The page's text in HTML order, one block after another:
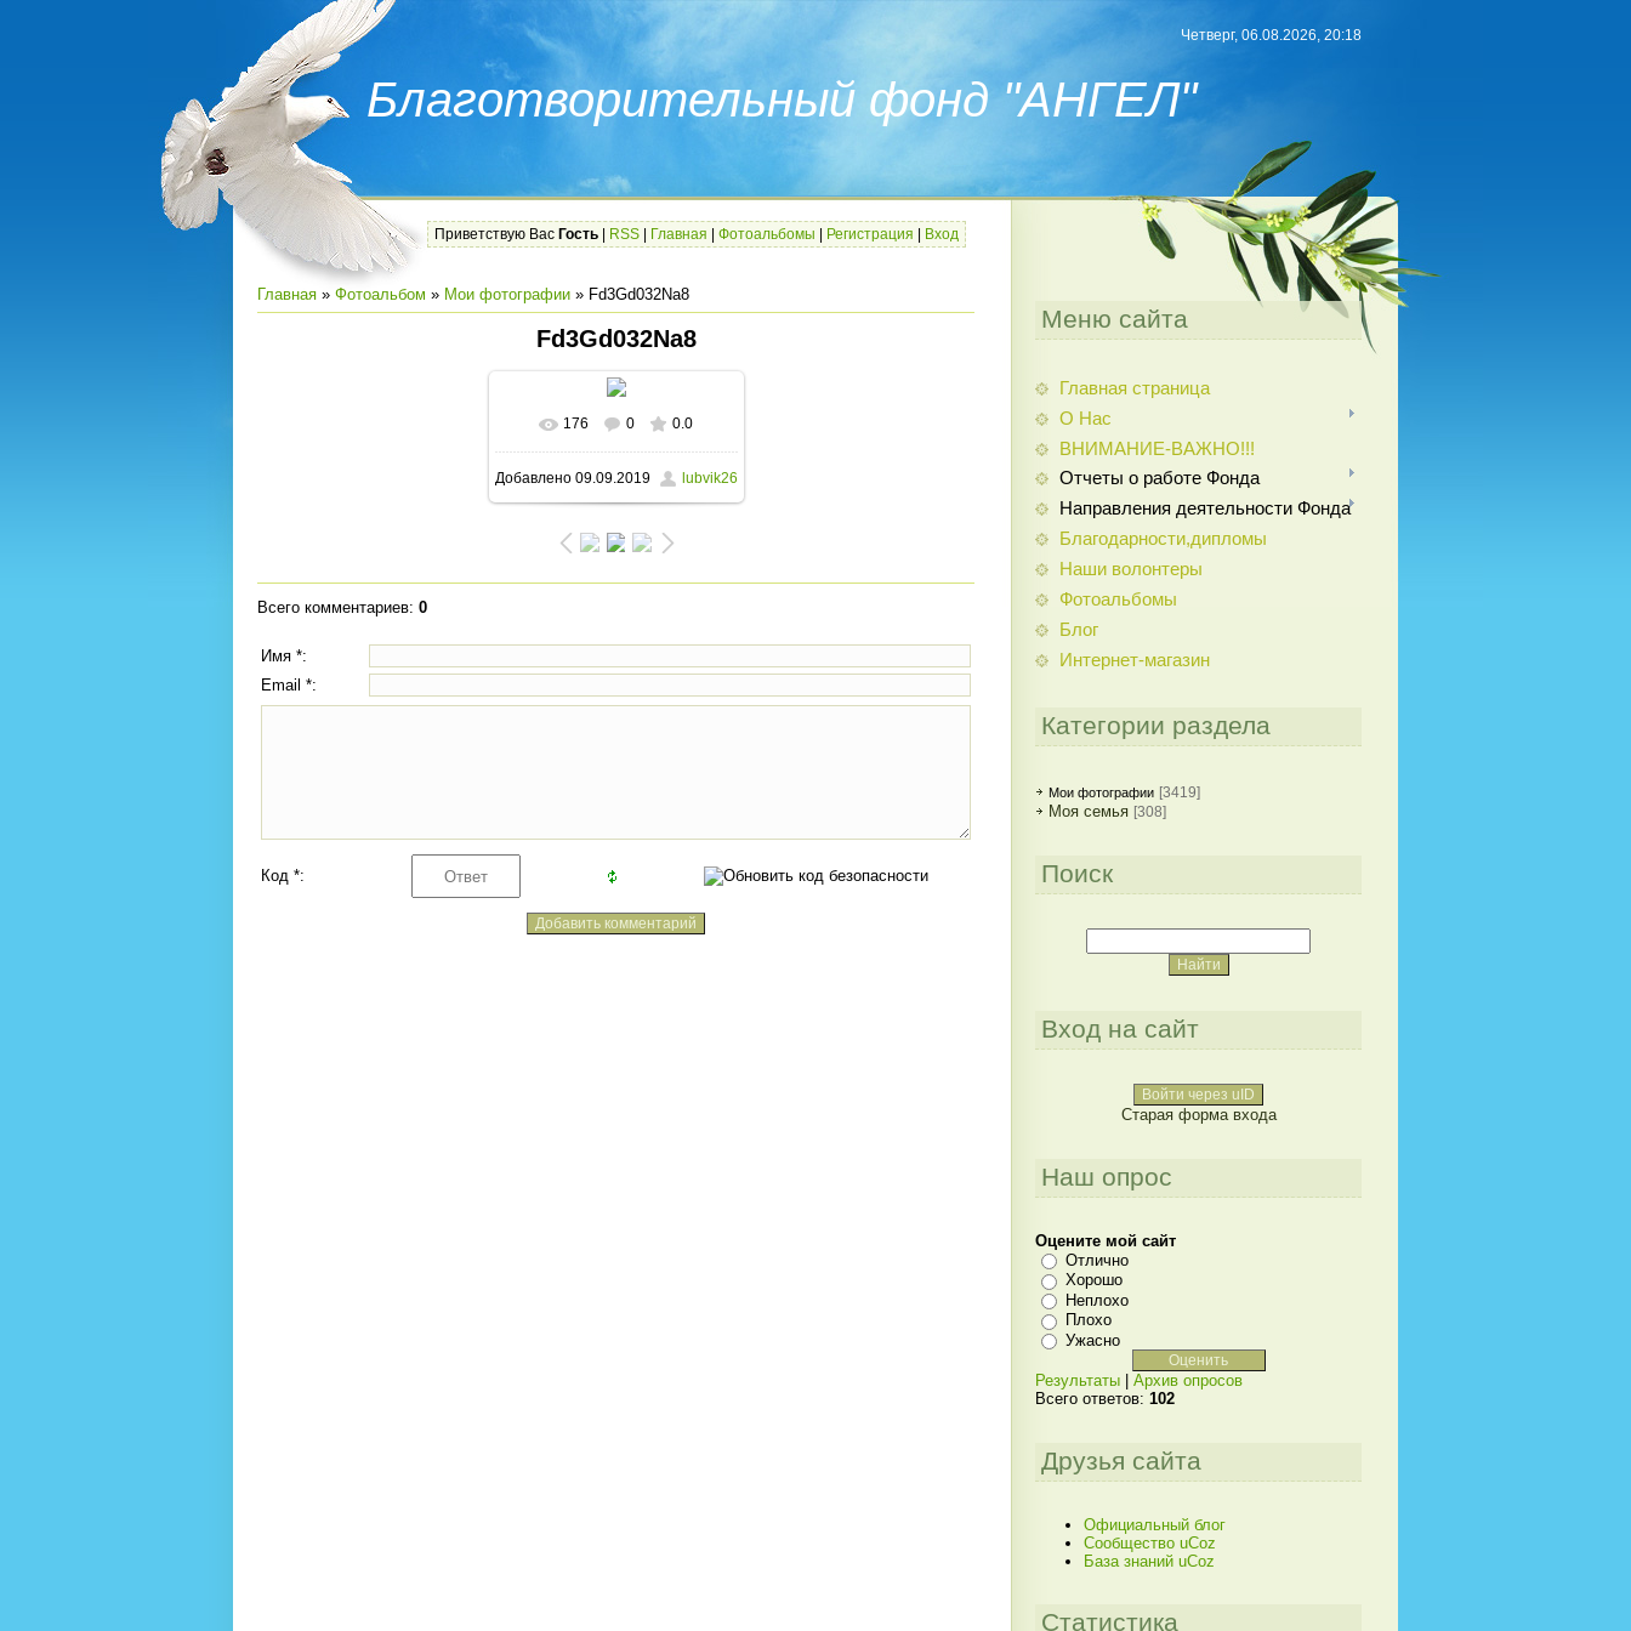
Благотворительный фонд "АНГЕЛ"
Четверг, 06.08.2026, 20:18
Приветствую Вас Гость RSS Главная Фотоальбомы Регистрация Вход
Главная » Фотоальбом » Мои фотографии » Fd3Gd032Na8
Fd3Gd032Na8
В реальном размере
1280x854/ 385.2Kb
176 0 0.0
Добавлено09.09.2019 lubvik26
Всего комментариев: 0
Имя *:
Email *:
Код *:
Меню сайта
Главная страница
О Нас
ВНИМАНИЕ-ВАЖНО!!!
Отчеты о работе Фонда
Направления деятельности Фонда
Благодарности,дипломы
Наши волонтеры
Фотоальбомы
Блог
Интернет-магазин
Категории раздела
Мои фотографии [3419]
Моя семья [308]
Поиск
Вход на сайт
Войти через uID
Старая форма входа
Наш опрос
Оцените мой сайт
Отлично
Хорошо
Неплохо
Плохо
Ужасно
Результаты
Архив опросов
Всего ответов: 102
Друзья сайта
Официальный блог
Сообщество uCoz
База знаний uCoz
Статистика